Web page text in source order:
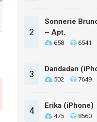
2
Sonnerie
– Apt.
658 6541
3 Dandadan
502 7649
4 Erika (iPhone)
475 8560